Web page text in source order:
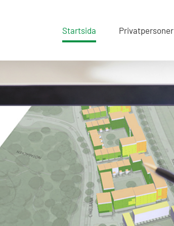
Startsida Privatpersoner